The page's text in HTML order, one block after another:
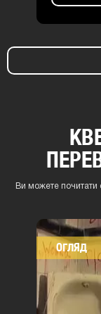
Ви можете почитати
ОГЛЯД